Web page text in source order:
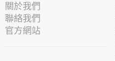
關於我們
聯絡我們
官方網站